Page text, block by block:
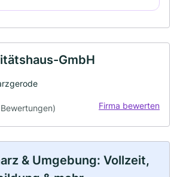
GmbH
Firma bewerten
& Umgebung: Vollzeit,